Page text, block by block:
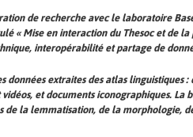
de recherche avec le laboratoire
«Mise en interaction du Thesoc et de
interopérabilité et partage de
données extraites des atlas linguistiques :
et documents iconographiques. La
de la lemmatisation, de la morphologie,